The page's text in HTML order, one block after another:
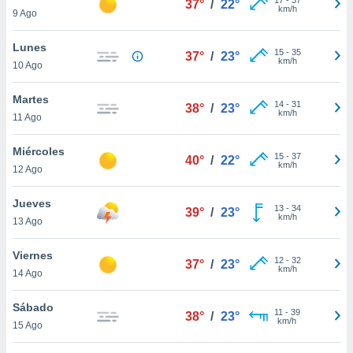
más
nuestra
y
de
disponible
cookies
aceptar
9 Ago
37° / 22°
km/h
Lunes
10 Ago
37° / 23° 15- 35
km/h
Martes
11 Ago
38° / 23° 14- 31
km/h
Miércoles
12 Ago
40° / 22° 15- 37
km/h
Jueves
13 Ago
39° / 23° 13- 34
km/h
Viernes
14 Ago
37° / 23° 12- 32
km/h
Sábado
15 Ago
38° / 23° 11 - 39
km/h